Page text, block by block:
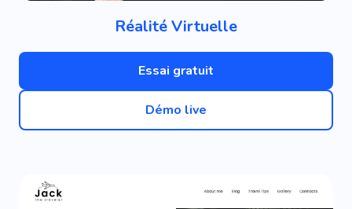
Réalité Virtuelle
Essai gratuit
Démo live